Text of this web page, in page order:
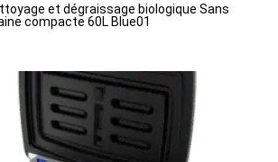
et dégraissage biologique Sans
compacte 60L Blue01